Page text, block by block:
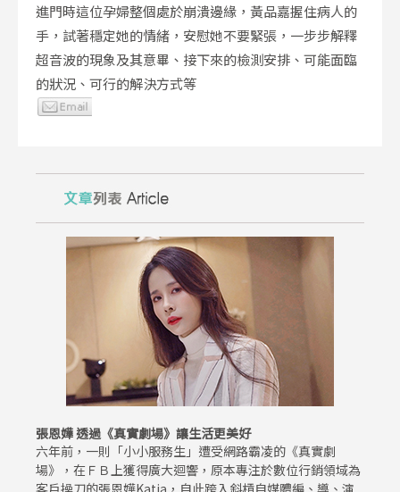
進門時這位孕婦整個處於崩潰邊緣，黃品嘉握住病人的
手，試著穩定她的情緒，安慰她不要緊張，一步步解釋
超音波的現象及其意畢、接下來的檢測安排、可能面臨
的狀況、可行的解決方式等
張恩嬅 透過《真實劇場》讓生活更美好
六年前，一則「小小服務生」遭受網路霸凌的《真實劇
場》，在ＦＢ上獲得廣大迴響，原本專注於數位行銷領域為
客戶操刀的張恩嬅Katia，自此跨入斜槓自媒體編、導、演